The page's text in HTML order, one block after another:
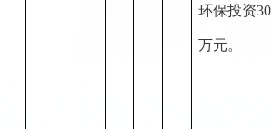
环保投资30
万元。